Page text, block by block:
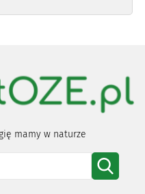
mamy w naturze